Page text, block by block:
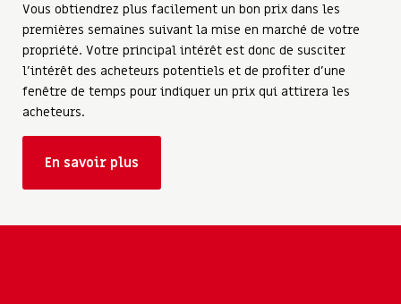
Vous obtiendrez plus facilement un bon prix dans les
premières semaines suivant la mise en marché de votre
propriété. Votre principal intérêt est donc de susciter
l’intérêt des acheteurs potentiels et de profiter d’une
fenêtre de temps pour indiquer un prix qui attirera les
acheteurs.
En savoir plus